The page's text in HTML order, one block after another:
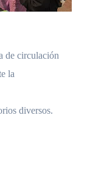
de circulación
la
diversos.